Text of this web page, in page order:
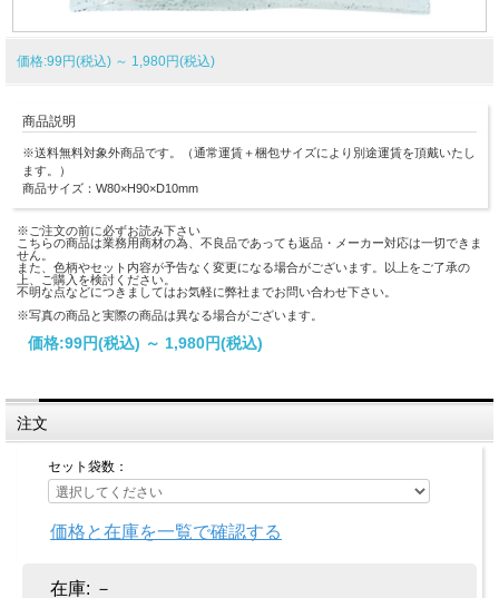
価格:99円(税込) ～ 1,980円(税込)
商品説明
※送料無料対象外商品です。（通常運賃＋梱包サイズにより別途運賃を頂戴いたし
ます。）
商品サイズ：W80×H90×D10mm
※ご注文の前に必ずお読み下さい
こちらの商品は業務用商材の為、不良品であっても返品・メーカー対応は一切できま
せん。
また、色柄やセット内容が予告なく変更になる場合がございます。以上をご了承の
上、ご購入を検討ください。
不明な点などにつきましてはお気軽に弊社までお問い合わせ下さい。
※写真の商品と実際の商品は異なる場合がございます。
価格:99円(税込) ～ 1,980円(税込)
注文
セット袋数：
価格と在庫を一覧で確認する
在庫: －